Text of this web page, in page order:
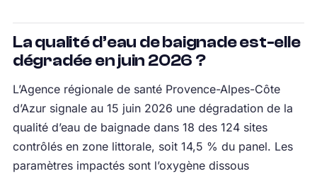
La qualité d’eau de baignade est-elle
dégradée en juin 2026 ?
L’Agence régionale de santé Provence-Alpes-Côte
d’Azur signale au 15 juin 2026 une dégradation de la
qualité d’eau de baignade dans 18 des 124 sites
contrôlés en zone littorale, soit 14,5 % du panel. Les
paramètres impactés sont l’oxygène dissous